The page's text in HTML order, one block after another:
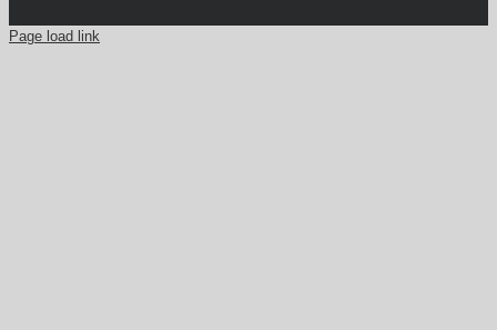
Page load link